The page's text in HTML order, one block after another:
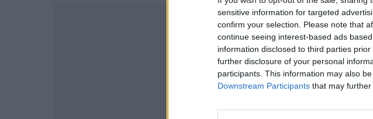
sensitive information for targeted
confirm your selection. Please note that
continue seeing interest-based ads
information disclosed to third parties
further disclosure of your personal
participants. This information may also
Downstream Participants that may further